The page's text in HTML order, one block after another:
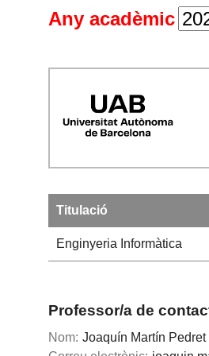
Any acadèmic
Titulació
Enginyeria Informàtica
Professor/a de
Nom: Joaquín Martín Pedret